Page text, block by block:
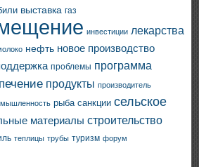
выставка газ
инвестиции лекарства
нефть новое производство
проблемы программа
продукты производитель
рыба санкции сельское
материалы строительство
теплицы трубы туризм форум